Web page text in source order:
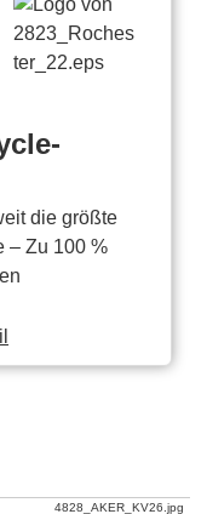
die größte
– Zu 100 %